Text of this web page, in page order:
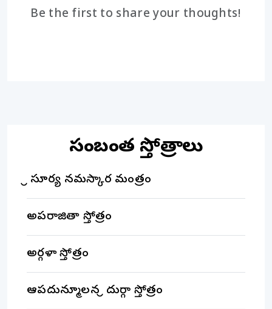
Be the first to share your thoughts!
సంబంధిత స్తోత్రాలు
శ్రీ సూర్య నమస్కార మంత్రం
అపరాజితా స్తోత్రం
అర్గళా స్తోత్రం
ఆపదున్మూలన శ్రీ దుర్గా స్తోత్రం